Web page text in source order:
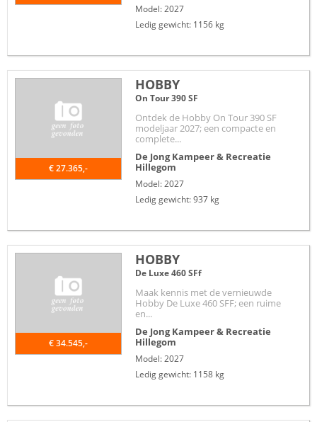
Model: 2027
Ledig gewicht: 1156 kg
€ 27.365,-
HOBBY
On Tour 390 SF
Ontdek de Hobby On Tour 390 SF
modeljaar 2027; een compacte en
complete...
De Jong Kampeer & Recreatie
Hillegom
Model: 2027
Ledig gewicht: 937 kg
€ 34.545,-
HOBBY
De Luxe 460 SFf
Maak kennis met de vernieuwde
Hobby De Luxe 460 SFF; een ruime
en...
De Jong Kampeer & Recreatie
Hillegom
Model: 2027
Ledig gewicht: 1158 kg